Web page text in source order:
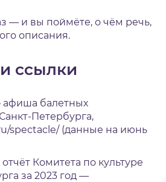
— и вы поймёте, о чём речь,
описания.
ссылки
балетных
Петербурга,
spectacle/ (данные на июнь
Комитета по культуре
за 2023 год —